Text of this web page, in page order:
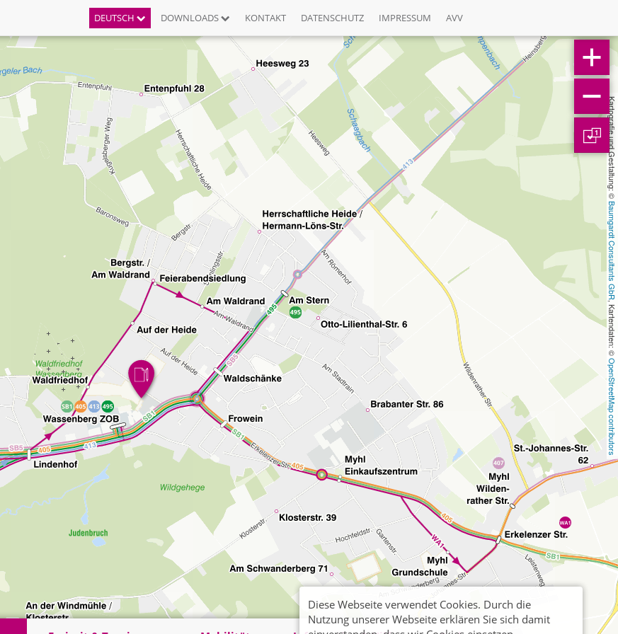
DEUTSCH DOWNLOADS KONTAKT DATENSCHUTZ IMPRESSUM AVV
Kartografie und Gestaltung: ©
Baumgardt Consultants GbR
, Kartendaten: ©
OpenStreetMap contributors
1
Diese Webseite verwendet Cookies. Durch die
Nutzung unserer Webseite erklären Sie sich damit